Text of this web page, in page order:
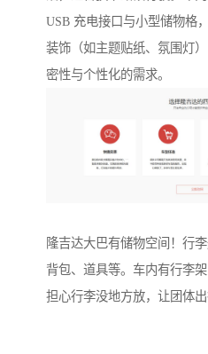
USB 充电接口与小型储物格
装饰（如主题贴纸、氛围灯
密性与个性化的需求。
隆吉达大巴有储物空间！行
背包、道具等。车内有行李
担心行李没地方放，让团体出